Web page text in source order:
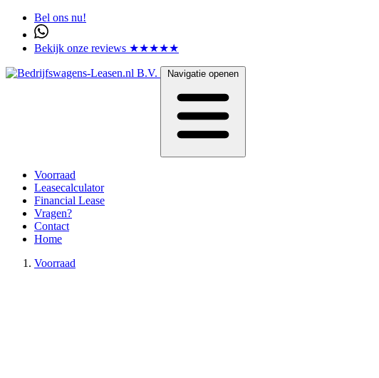
Bel ons nu!
Bekijk onze reviews ★★★★★
Navigatie openen
Voorraad
Leasecalculator
Financial Lease
Vragen?
Contact
Home
Voorraad